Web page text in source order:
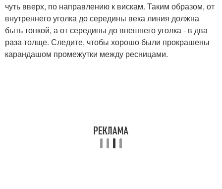
чуть вверх, по направлению к вискам. Таким образом, от
внутреннего уголка до середины века линия должна
быть тонкой, а от середины до внешнего уголка - в два
раза толще. Следите, чтобы хорошо были прокрашены
карандашом промежутки между ресницами.